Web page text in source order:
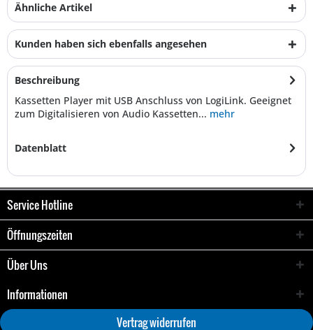
Ähnliche Artikel
Kunden haben sich ebenfalls angesehen
Beschreibung
Kassetten Player mit USB Anschluss von LogiLink. Geeignet
zum Digitalisieren von Audio Kassetten... mehr
Datenblatt
Service Hotline
Öffnungszeiten
Über Uns
Informationen
Vertrag widerrufen